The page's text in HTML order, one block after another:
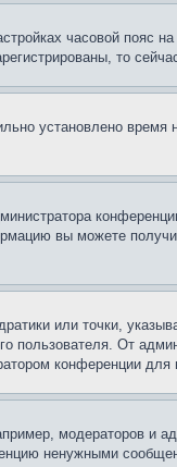
часовой пояс
то
установлено время
вы можете
или точки,
пользователя. От
конференции для
модераторов и
ненужными